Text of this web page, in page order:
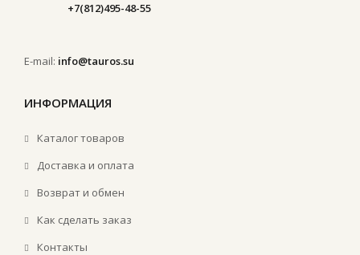
+7(812)495-48-55
E-mail: info@tauros.su
ИНФОРМАЦИЯ
Каталог товаров
Доставка и оплата
Возврат и обмен
Как сделать заказ
Контакты